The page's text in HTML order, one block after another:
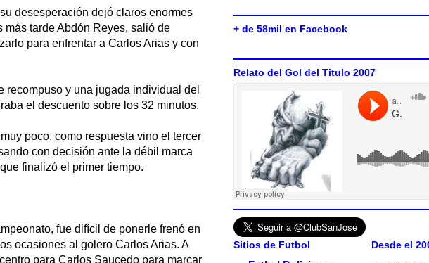
desesperación dejó claros enormes
tarde Abdón Reyes, salió de
para enfrentar a Carlos Arias y con
recompuso y una jugada individual del
el descuento sobre los 32 minutos.
poco, como respuesta vino el tercer
con decisión ante la débil marca
finalizó el primer tiempo.
fue difícil de ponerle frenó en
ocasiones al golero Carlos Arias. A
para Carlos Saucedo para marcar
+ de 58mil en Facebook
Relato del Gol del Titulo 2007
Sitios de Futbol Desde el